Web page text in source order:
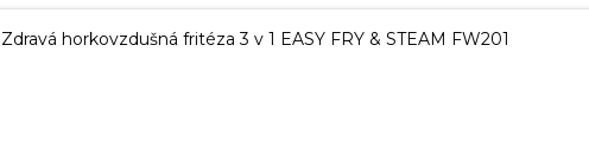
horkovzdušná fritéza 3 v 1 EASY FRY & STEAM FW201